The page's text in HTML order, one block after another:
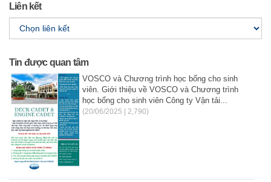
Liên kết
Tin được quan tâm
VOSCO và Chương trình học bổng cho sinh
viên. Giới thiệu về VOSCO và Chương trình
học bổng cho sinh viên Công ty Vận tải...
(20/06/2025 | 2,790)